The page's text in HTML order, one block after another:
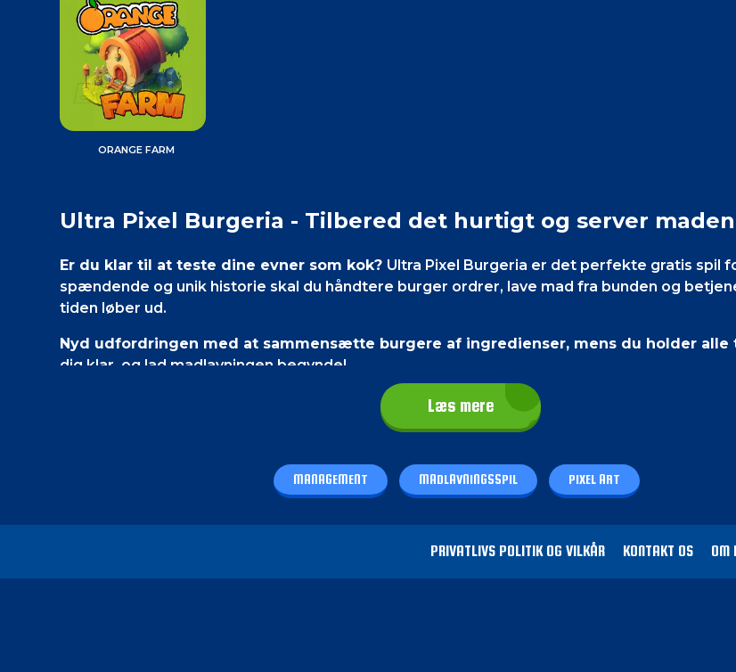
ORANGE FARM
Ultra Pixel Burgeria - Tilbered det hurtigt og server
Er du klar til at teste dine evner som kok? Ultra Pixel Burgeria er det perfekte gratis spil
spændende og unik historie skal du håndtere burger ordrer, lave mad fra bunden og
tiden løber ud.
Nyd udfordringen med at sammensætte burgere af ingredienser, mens du holder alle
dig klar, og lad madlavningen begynde!
skal du bruge din mus og piletasterne på dit tastatur til at interagere med spillet.
Hvordan spiller jeg - Ultra Pixel Burgeria
Dit ultimative mål er at tilberede dine kunders ordrer, før tiden løber ud.Hvis du vil se
du trykke/klikke på siderne af skærmen eller bruge venstre og højre piletast på dit
Læs mere
MANAGEMENT MADLAVNINGSSPIL PIXEL ART
PRIVATLIVS POLITIK OG VILKÅR KONTAKT OS OM